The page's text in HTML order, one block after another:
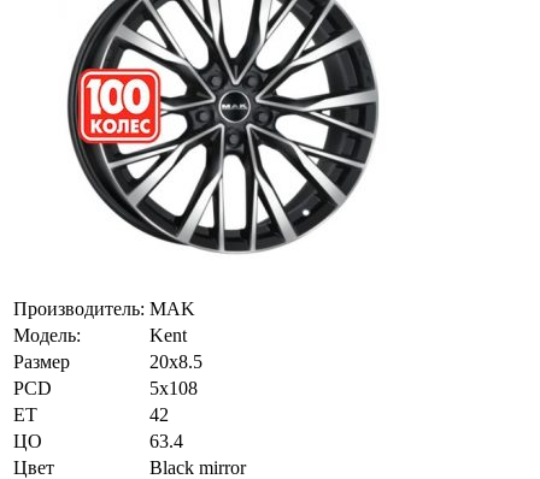
Производитель: MAK
Модель:
Kent
Размер
20х8.5
PCD
5x108
ET
42
ЦО
63.4
Цвет
Black mirror